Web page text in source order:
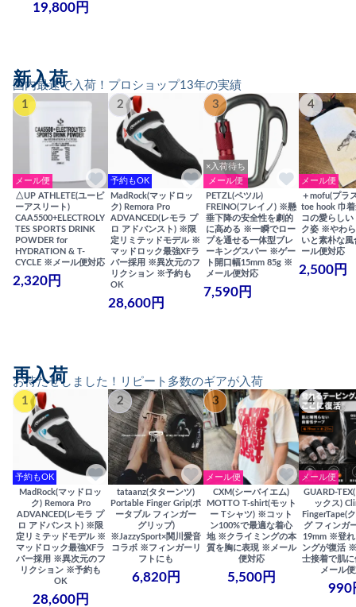
19,800円
国内最速で入荷！プロショップ13年の実績
新入荷
1
メール便
△UP ATHLETE(ユーピ
ーアスリート)
CAA5500+ELECTROLY
TES SPORTS DRINK
POWDER for
HYDRATION & T-
CYCLE ※メール便対応
2,320円
2
予約もOK
MadRock(マッドロッ
ク) Remora Pro
ADVANCED(レモラ プ
ロ アドバンスト) ※限
定リミテッドモデル ※
マッドロック最強XFラ
バー採用 ※異次元のフ
リクション ※予約も
OK
28,600円
3
×入荷待ち
メール便
PETZL(ペツル)
FREINO(フレイノ) ※懸
垂下降の安全性を劇的
に高める ※一瞬でロー
プを通せる一体型ブレ
ーキングスパー ※ゲー
ト開口幅15mm 85g ※
メール便対応
7,590円
4
メール便
＋mofu(プラ
toe hook 巾
コの愛らしい
ク姿 ※やわ
いと素朴な
ール便対応
2,500円
お待たせしました！リピート多数のギアが入荷
再入荷
1
予約もOK
MadRock(マッドロッ
ク) Remora Pro
ADVANCED(レモラ プ
ロ アドバンスト) ※限
定リミテッドモデル ※
マッドロック最強XFラ
バー採用 ※異次元のフ
リクション ※予約も
OK
28,600円
2
tataanz(タターンツ)
Portable Finger Grip(ポ
ータブル フィンガー
グリップ)
※JazzySport×関川愛音
コラボ ※フィンガーリ
フトにも
6,820円
3
メール便
CXM(シーバイエム)
MOTTO T-shirt(モット
ー Tシャツ) ※コット
ン100%で最適な着心
地 ※クライミングの本
質を胸に表現 ※メール
便対応
5,500円
4
メール便
GUARD-
ックス)
FingerTape(
グ フィンガ
19mm ※登れ
ングが復活
士接着で肌
メール
990